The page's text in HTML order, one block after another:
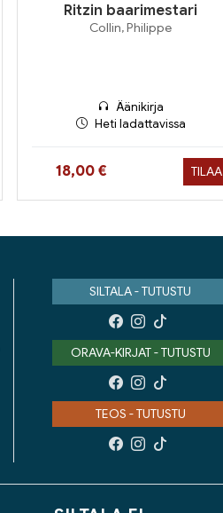
Ritzin baarimestari
Collin, Philippe
Äänikirja
Heti ladattavissa
Hinta nyt
18,00 € TILAA
SILTALA - TUTUSTU
ORAVA-KIRJAT - TUTUSTU
TEOS - TUTUSTU